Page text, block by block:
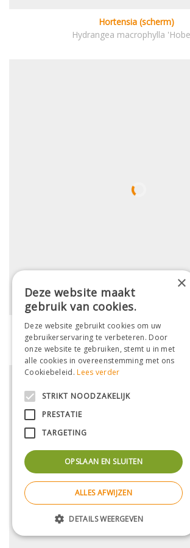
Hortensia (scherm)
Hydrangea macrophylla
Hortensia (scherm)
Hydrangea macrophylla
×
Deze website maakt
gebruik van cookies.
Deze website gebruikt cookies om uw
gebruikerservaring te verbeteren. Door
onze website te gebruiken, stemt u in met
alle cookies in overeenstemming met ons
Cookiebeleid.Lees verder
STRIKT NOODZAKELIJK
PRESTATIE
TARGETING
OPSLAAN EN SLUITEN
ALLES AFWIJZEN
DETAILS WEERGEVEN